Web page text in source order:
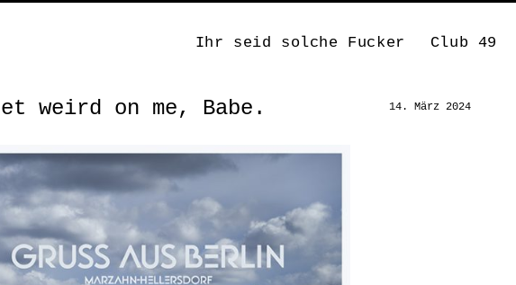
Ihr seid solche Fucker Club 49
weird on me, Babe. 14. März 2024